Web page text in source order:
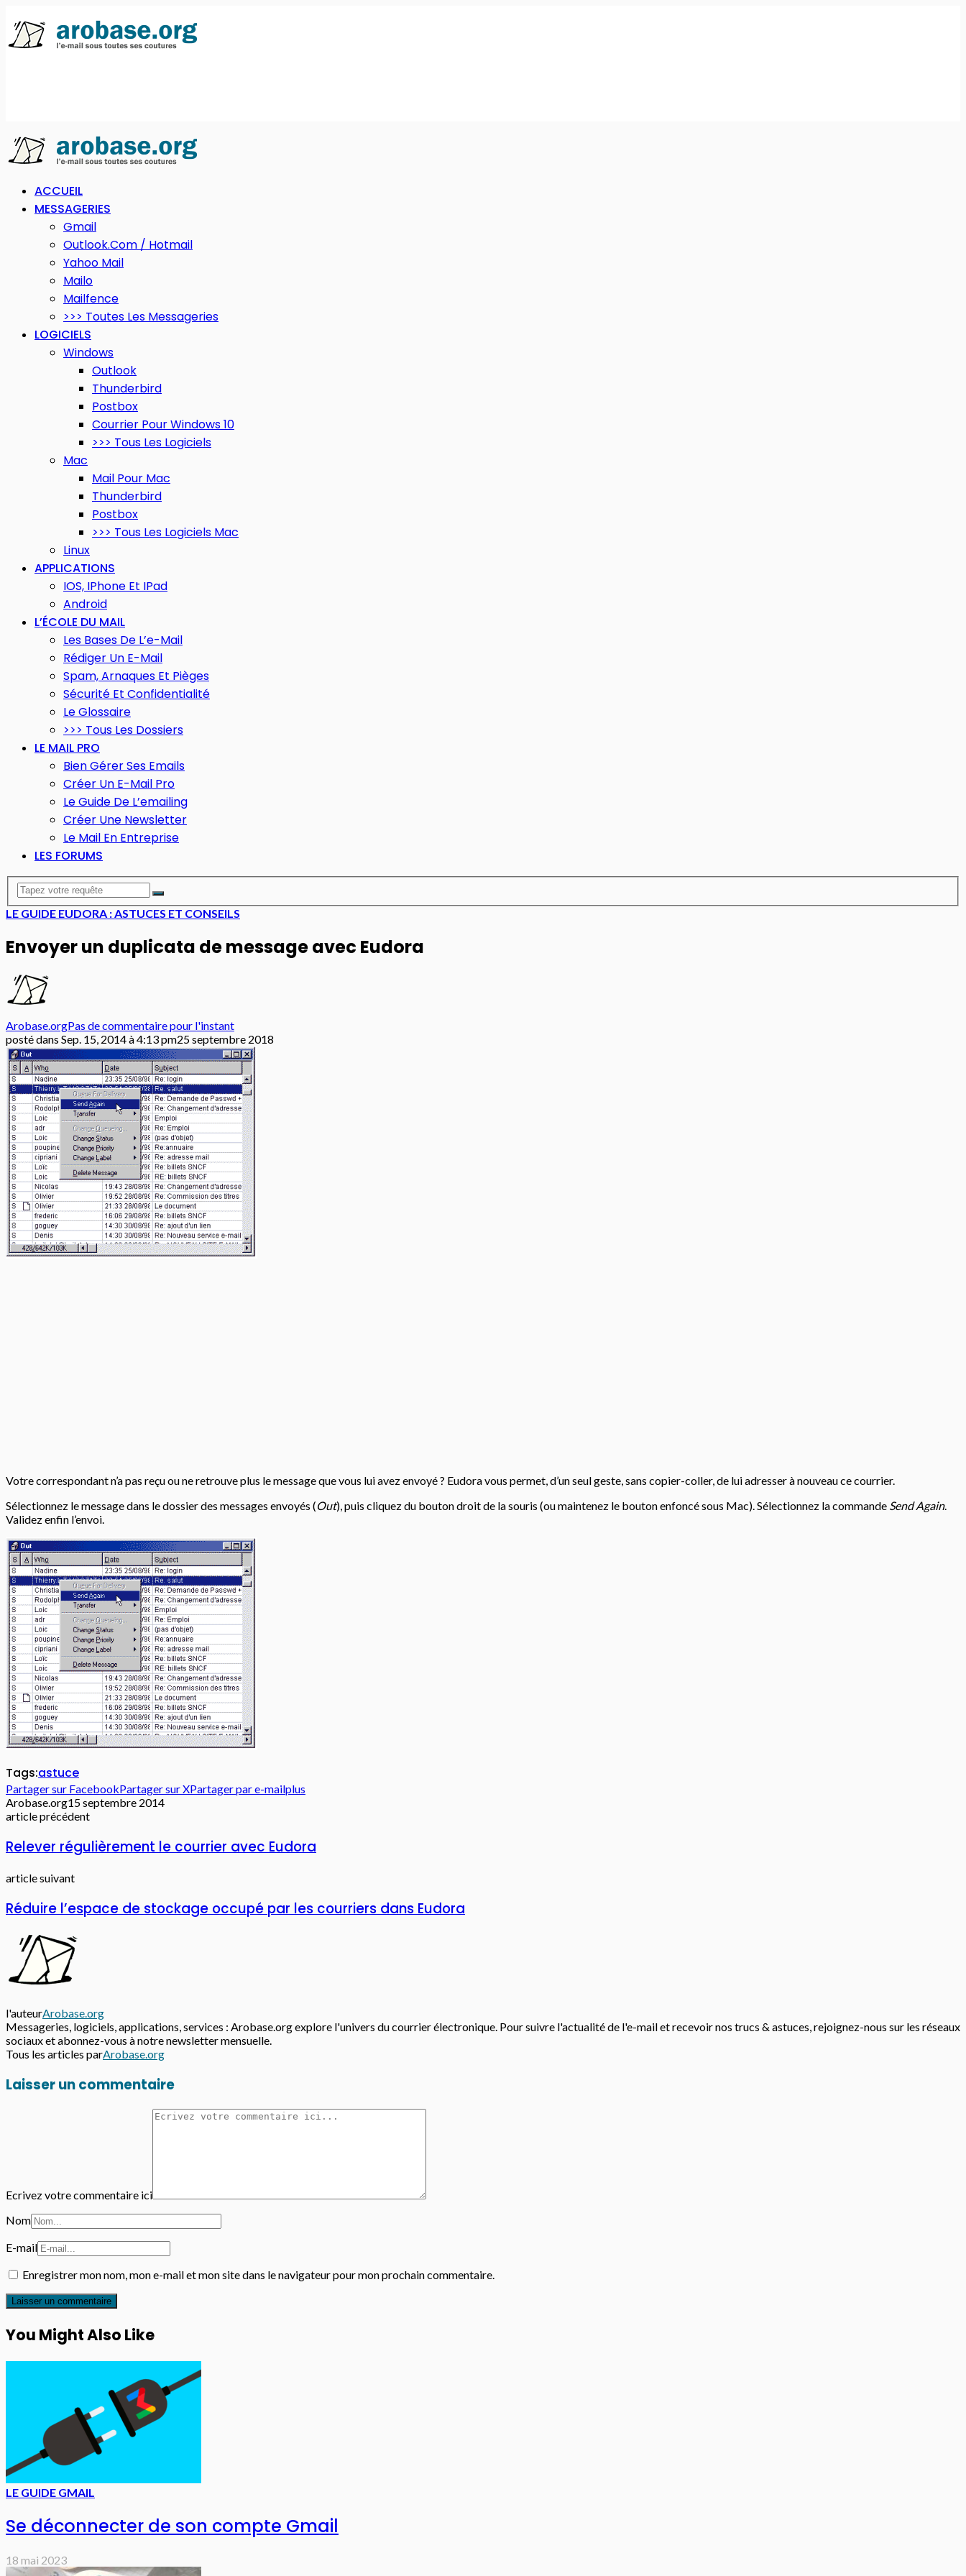
ACCUEIL
MESSAGERIES
Gmail
Outlook.com / Hotmail
Yahoo Mail
Mailo
Mailfence
>>> Toutes Les Messageries
LOGICIELS
Windows
Outlook
Thunderbird
Postbox
Courrier Pour Windows 10
>>> Tous Les Logiciels
Mac
Mail Pour Mac
Thunderbird
Postbox
>>> Tous Les Logiciels Mac
Linux
APPLICATIONS
IOS, IPhone Et IPad
Android
L’ÉCOLE DU MAIL
Les Bases De L’e-Mail
Rédiger Un E-Mail
Spam, Arnaques Et Pièges
Sécurité Et Confidentialité
Le Glossaire
>>> Tous Les Dossiers
LE MAIL PRO
Bien Gérer Ses Emails
Créer Un E-Mail Pro
Le Guide De L’emailing
Créer Une Newsletter
Le Mail En Entreprise
LES FORUMS
LE GUIDE EUDORA : ASTUCES ET CONSEILS
Envoyer un duplicata de message avec Eudora
Arobase.orgPas de commentaire pour l'instant
posté dans Sep. 15, 2014 à 4:13 pm25 septembre 2018
Votre correspondant n’a pas reçu ou ne retrouve plus le message que vous lui avez envoyé ? Eudora vous permet, d’un seul geste, sans copier-coller, de lui adresser à nouveau ce courrier.
Sélectionnez le message dans le dossier des messages envoyés (Out), puis cliquez du bouton droit de la souris (ou maintenez le bouton enfoncé sous Mac). Sélectionnez la commande Send Again.
Validez enfin l’envoi.
Tags:astuce
Partager sur FacebookPartager sur XPartager par e-mailplus
Arobase.org15 septembre 2014
article précédent
Relever régulièrement le courrier avec Eudora
article suivant
Réduire l’espace de stockage occupé par les courriers dans Eudora
l'auteurArobase.org
Messageries, logiciels, applications, services : Arobase.org explore l'univers du courrier électronique. Pour suivre l'actualité de l'e-mail et recevoir nos trucs & astuces, rejoignez-nous sur les réseaux
sociaux et abonnez-vous à notre newsletter mensuelle.
Tous les articles parArobase.org
Laisser un commentaire
Ecrivez votre commentaire ici
Nom
E-mail
Enregistrer mon nom, mon e-mail et mon site dans le navigateur pour mon prochain commentaire.
You Might Also Like
LE GUIDE GMAIL
Se déconnecter de son compte Gmail
18 mai 2023